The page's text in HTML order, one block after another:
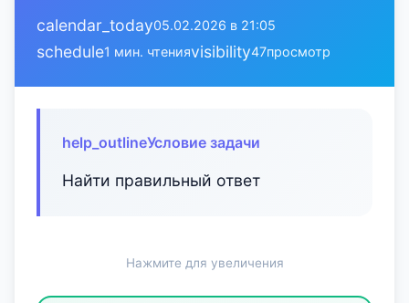
calendar_today05.02.2026 в 21:05
schedule1 мин. чтенияvisibility47просмотр
help_outlineУсловие задачи
Найти правильный ответ
Нажмите для увеличения